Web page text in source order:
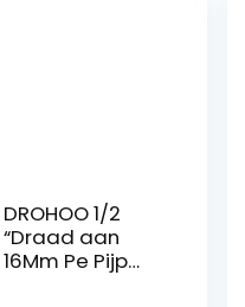
DROHOO 1/2
“Draad aan
16Mm Pe Pijp